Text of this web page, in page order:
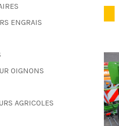
ENGRAIS
OIGNONS
AGRICOLES